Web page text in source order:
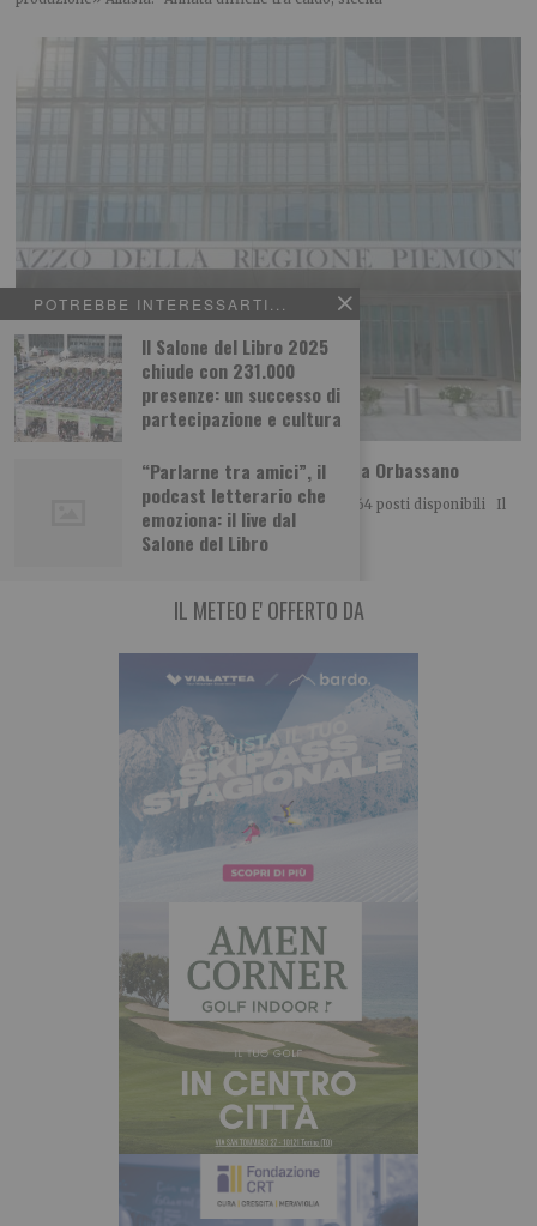
POTREBBE INTERESSARTI...
Il Salone del Libro 2025
chiude con 231.000
presenze: un successo di
partecipazione e cultura
“Parlarne tra amici”, il
podcast letterario che
emoziona: il live dal
Salone del Libro
Guida sicura per neopatentati: nuova sede a Orbassano
Per garantire la continuità del progetto e ancora 564 posti disponibili Il
progetto “Guida sicura
IL METEO E' OFFERTO DA